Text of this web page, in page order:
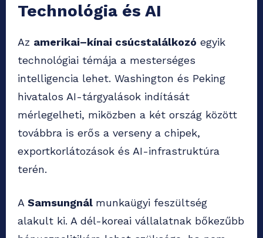
Technológia és AI
Az amerikai–kínai csúcstalálkozó egyik
technológiai témája a mesterséges
intelligencia lehet. Washington és Peking
hivatalos AI-tárgyalások indítását
mérlegelheti, miközben a két ország között
továbbra is erős a verseny a chipek,
exportkorlátozások és AI-infrastruktúra
terén.
A Samsungnál munkaügyi feszültség
alakult ki. A dél-koreai vállalatnak bőkezűbb